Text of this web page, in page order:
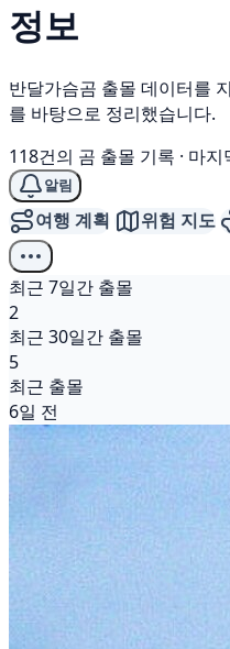
정보
반달가슴곰 출몰 데이터를
를 바탕으로 정리했습니다.
118건의 곰 출몰 기록 · 마지
알림
여행 계획 위험 지도
최근 7일간 출몰
2
최근 30일간 출몰
5
최근 출몰
6일 전